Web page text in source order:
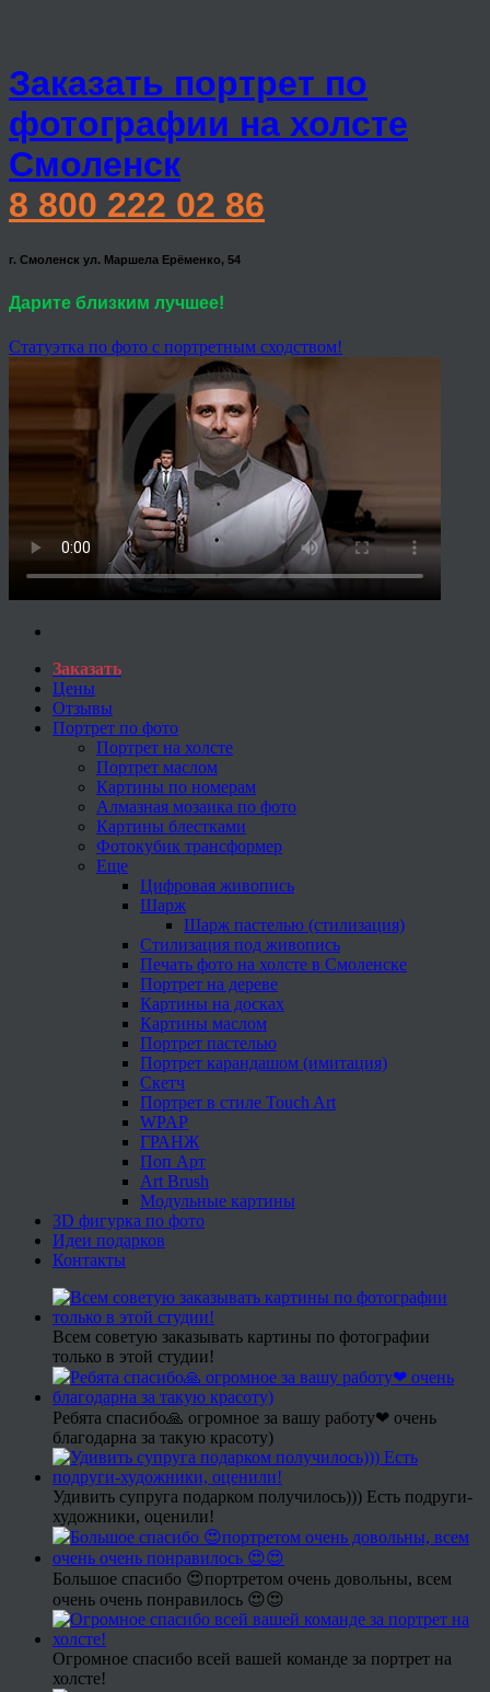
Заказать портрет по
фотографии на холсте
Смоленск
8 800 222 02 86
г. Смоленск ул. Маршела Ерёменко, 54
Дарите близким лучшее!
Статуэтка по фото с портретным сходством!
Заказать
Цены
Отзывы
Портрет по фото
Портрет на холсте
Портрет маслом
Картины по номерам
Алмазная мозаика по фото
Картины блестками
Фотокубик трансформер
Еще
Цифровая живопись
Шарж
Шарж пастелью (стилизация)
Стилизация под живопись
Печать фото на холсте в Смоленске
Портрет на дереве
Картины на досках
Картины маслом
Портрет пастелью
Портрет карандашом (имитация)
Скетч
Портрет в стиле Touch Art
WPAP
ГРАНЖ
Поп Арт
Art Brush
Модульные картины
3D фигурка по фото
Идеи подарков
Контакты
Всем советую заказывать картины по фотографии
только в этой студии!
Ребята спасибо🙏 огромное за вашу работу❤ очень
благодарна за такую красоту)
Удивить супруга подарком получилось))) Есть подруги-
художники, оценили!
Большое спасибо 😍портретом очень довольны, всем
очень очень понравилось 😍😍
Огромное спасибо всей вашей команде за портрет на
холсте!